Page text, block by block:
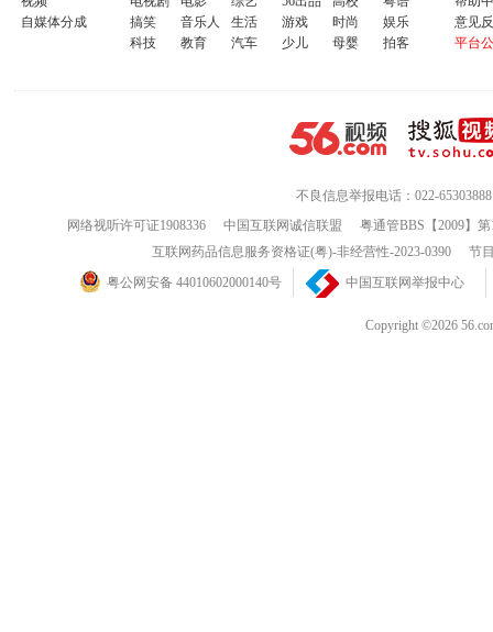
自媒体分成
搞笑
音乐人 生活 游戏 时尚
娱乐
科技
教育 汽车 少儿 母婴 拍客
意见
平台
不良信息举报电话：022-65303888
网络视听许可证1908336
中国互联网诚信联盟
粤通管BBS【2009】
互联网药品信息服务资格证(粤)-非经营性-2023-0390
节
粤公网安备 44010602000140号
中国互联网举报中心
Copyright ©2026